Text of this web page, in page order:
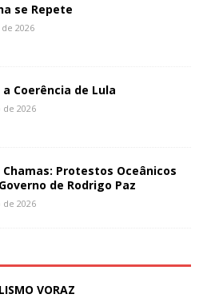
se Repete
2026
Coerência de Lula
2026
Chamas: Protestos Oceânicos
de Rodrigo Paz
2026
VORAZ